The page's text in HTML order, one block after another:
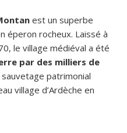
est un superbe
éperon rocheux. Laissé à
le village médiéval a été
par des milliers de
patrimonial
village d’Ardèche en